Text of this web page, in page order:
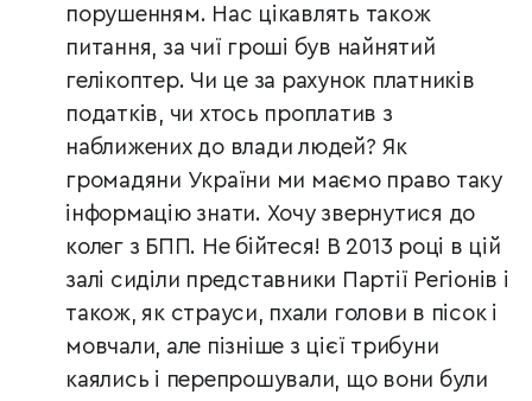
порушенням. Нас цікавлять також
питання, за чиї гроші був найнятий
гелікоптер. Чи це за рахунок платників
податків, чи хтось проплатив з
наближених до влади людей? Як
громадяни України ми маємо право таку
інформацію знати. Хочу звернутися до
колег з БПП. Не бійтеся! В 2013 році в цій
залі сиділи представники Партії Регіонів і
також, як страуси, пхали голови в пісок і
мовчали, але пізніше з цієї трибуни
каялись і перепрошували, що вони були